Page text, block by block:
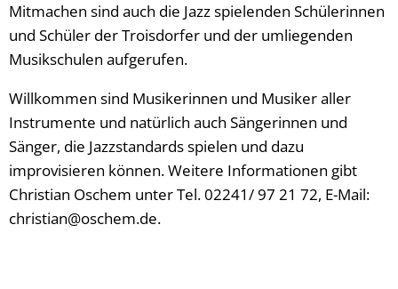
Mitmachen sind auch die Jazz spielenden Schülerinnen
und Schüler der Troisdorfer und der umliegenden
Musikschulen aufgerufen.
Willkommen sind Musikerinnen und Musiker aller
Instrumente und natürlich auch Sängerinnen und
Sänger, die Jazzstandards spielen und dazu
improvisieren können. Weitere Informationen gibt
Christian Oschem unter Tel. 02241/ 97 21 72, E-Mail:
christian@oschem.de.